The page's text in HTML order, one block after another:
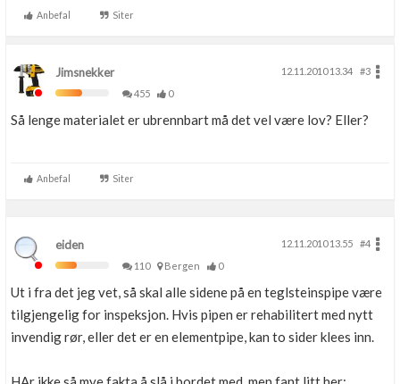
Anbefal Siter
Jimsnekker 12.11.2010 13.34
#3
455
0
Så lenge materialet er ubrennbart må det vel være lov? Eller?
Anbefal Siter
eiden 12.11.2010 13.55
#4
110
Bergen 0
Ut i fra det jeg vet, så skal alle sidene på en teglsteinspipe være
tilgjengelig for inspeksjon. Hvis pipen er rehabilitert med nytt
invendig rør, eller det er en elementpipe, kan to sider klees inn.